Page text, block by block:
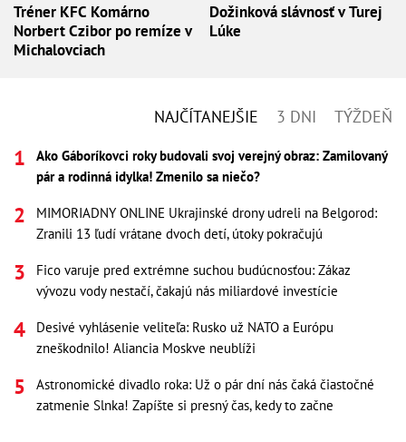
Tréner KFC Komárno
Norbert Czibor po remíze v
Michalovciach
Dožinková slávnosť v Turej
Lúke
NAJČÍTANEJŠIE 3 DNI TÝŽDEŇ
Ako Gáboríkovci roky budovali svoj verejný obraz: Zamilovaný
pár a rodinná idylka! Zmenilo sa niečo?
MIMORIADNY ONLINE Ukrajinské drony udreli na Belgorod:
Zranili 13 ľudí vrátane dvoch detí, útoky pokračujú
Fico varuje pred extrémne suchou budúcnosťou: Zákaz
vývozu vody nestačí, čakajú nás miliardové investície
Desivé vyhlásenie veliteľa: Rusko už NATO a Európu
zneškodnilo! Aliancia Moskve neublíži
Astronomické divadlo roka: Už o pár dní nás čaká čiastočné
zatmenie Slnka! Zapíšte si presný čas, kedy to začne